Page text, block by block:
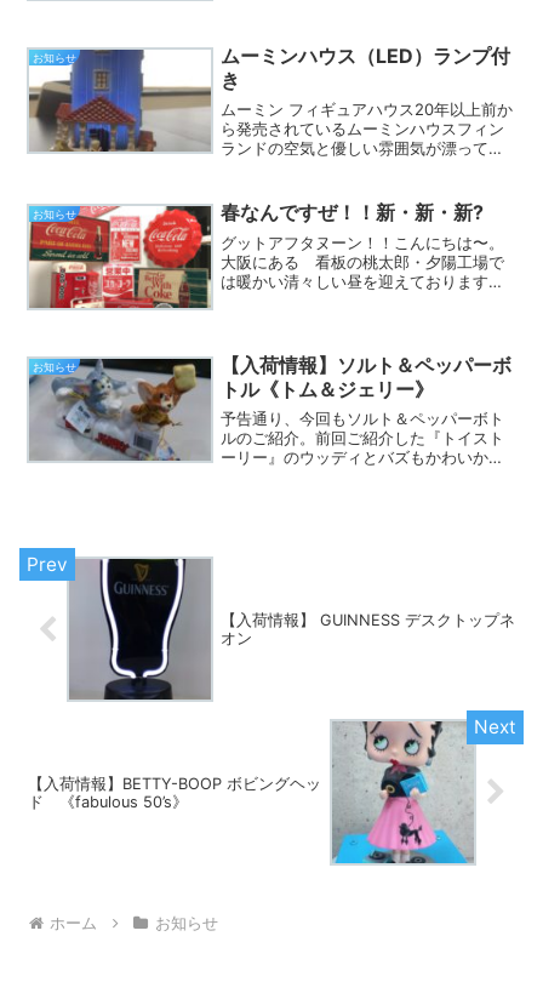
を行います。弊社取扱商品...
お知らせ
ムーミンハウス（LED）ランプ付
き
ムーミン フィギュアハウス20年以上前か
ら発売されているムーミンハウスフィン
ランドの空気と優しい雰囲気が漂ってい
付いています。机の上やベット周辺に飾
るのもいいのでは...
お知らせ 春なんですぜ！！新・新・新?
グットアフタヌーン！！こんにちは〜。
大阪にある 看板の桃太郎・夕陽工場で
は暖かい清々しい昼を迎えております。
す。なんでバイクにカゴないの？？...
お知らせ
【入荷情報】ソルト＆ペッパーボ
トル《トム＆ジェリー》
予告通り、今回もソルト＆ペッパーボト
ルのご紹介。前回ご紹介した『トイスト
ーリー』のウッディとバズもかわいかっ
【入荷情報】 GUINNESS デスクトップネ
オン
【入荷情報】BETTY-BOOP ボビングヘッ
ド 《fabulous 50’s》
ホーム お知らせ